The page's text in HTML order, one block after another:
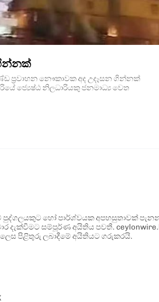
ප්‍රවාහන නෞකාවක අද උදෑසන ගින්නක්
ජ්‍යෙෂ්ඨ නිලධාරියකු ජනමාධ්‍ය වෙත
හෝ පාර්ශ්වයක අපහසුතාවක්
දැක්වීමට සම්පූර්ණ අයිතිය පවතී.
පිළිතුරු ලබාදීමේ අයිතියට ගරුකරයි.